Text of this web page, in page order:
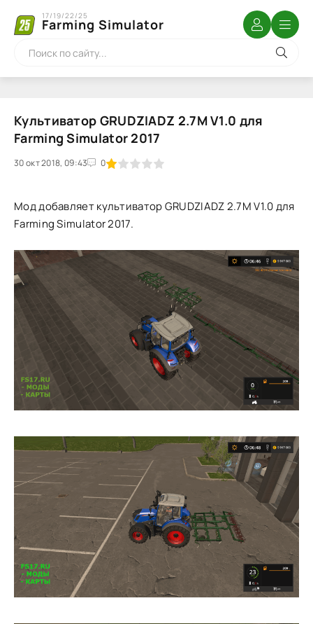
Farming Simulator
17/19/22/25
Культиватор GRUDZIADZ 2.7M V1.0 для
Farming Simulator 2017
30 окт 2018, 09:43 0
1 2 3 4 5
Мод добавляет культиватор GRUDZIADZ 2.7M V1.0 для
Farming Simulator 2017.